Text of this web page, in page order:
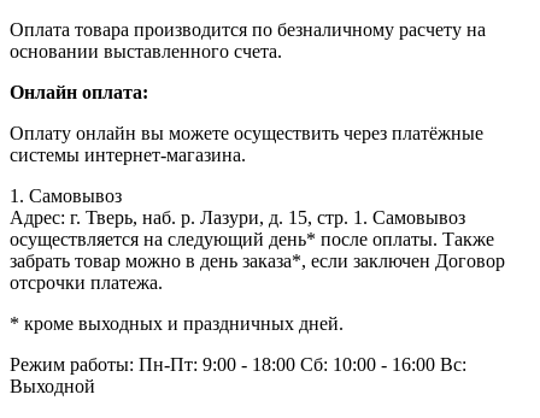
Оплата товара производится по безналичному расчету на
основании выставленного счета.
Онлайн оплата:
Оплату онлайн вы можете осуществить через платёжные
системы интернет-магазина.
1. Самовывоз
Адрес: г. Тверь, наб. р. Лазури, д. 15, стр. 1. Самовывоз
осуществляется на следующий день* после оплаты. Также
забрать товар можно в день заказа*, если заключен Договор
отсрочки платежа.
* кроме выходных и праздничных дней.
Режим работы: Пн-Пт: 9:00 - 18:00 Сб: 10:00 - 16:00 Вс:
Выходной